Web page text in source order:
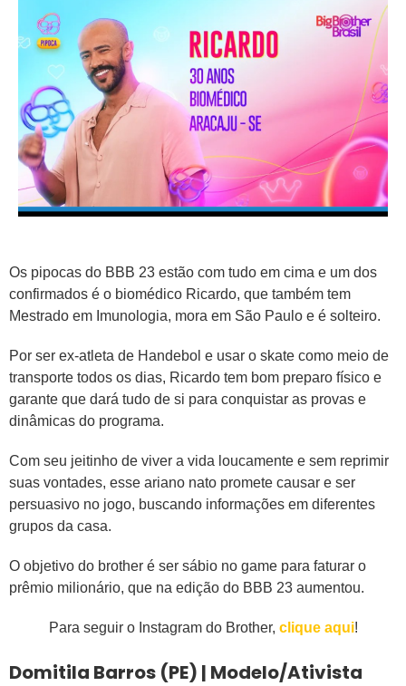
Os pipocas do BBB 23 estão com tudo em cima e um dos
confirmados é o biomédico Ricardo, que também tem
Mestrado em Imunologia, mora em São Paulo e é solteiro.
Por ser ex-atleta de Handebol e usar o skate como meio de
transporte todos os dias, Ricardo tem bom preparo físico e
garante que dará tudo de si para conquistar as provas e
dinâmicas do programa.
Com seu jeitinho de viver a vida loucamente e sem reprimir
suas vontades, esse ariano nato promete causar e ser
persuasivo no jogo, buscando informações em diferentes
grupos da casa.
O objetivo do brother é ser sábio no game para faturar o
prêmio milionário, que na edição do BBB 23 aumentou.
Para seguir o Instagram do Brother, clique aqui!
Domitila Barros (PE) | Modelo/Ativista